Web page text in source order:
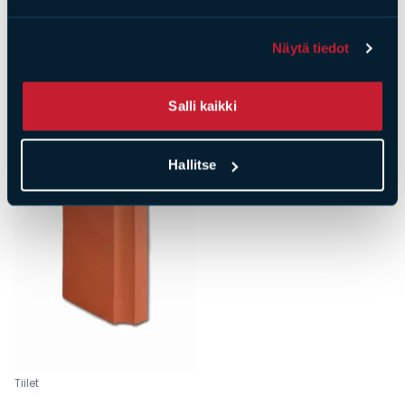
Näytä tiedot
Salli kaikki
Hallitse
Tiilet Tiilet
Liekki koristetiili 185
Hinta
Tiilet